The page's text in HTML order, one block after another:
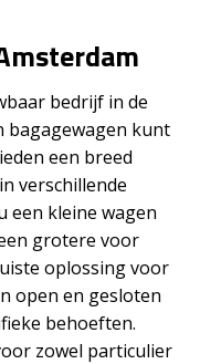
bedrijf in de
bagagewagen kunt
een breed
verschillende
een kleine wagen
grotere voor
oplossing voor
open en gesloten
behoeften.
zowel particulier